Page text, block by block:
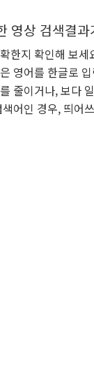
영상 검색결
한지 확인해 보세
영어를 한글로
줄이거나, 보다
어인 경우, 띄어